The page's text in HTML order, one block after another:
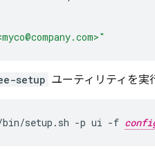
setup ユーティリティを実
bin/setup.sh -p ui -f